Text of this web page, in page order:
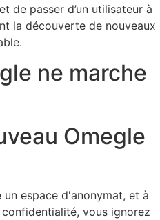
de passer d’un utilisateur à
la découverte de nouveaux
ne marche
Omegle
espace d'anonymat, et à
vous ignorez